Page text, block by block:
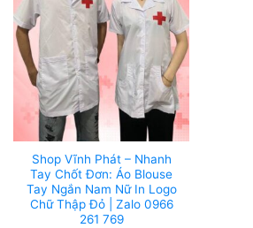
Shop Vĩnh Phát – Nhanh
Tay Chốt Đơn: Áo Blouse
Tay Ngắn Nam Nữ In Logo
Chữ Thập Đỏ | Zalo 0966
261 769